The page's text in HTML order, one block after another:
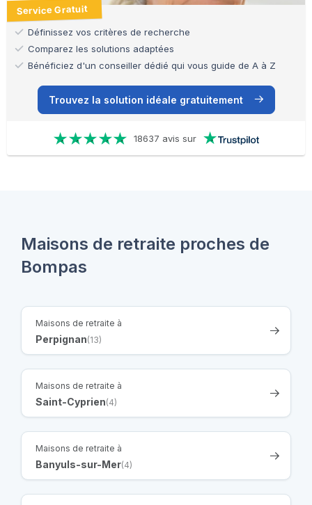
Service Gratuit
Définissez vos critères de recherche
Comparez les solutions adaptées
Bénéficiez d'un conseiller dédié qui vous guide de A à Z
Trouvez la solution idéale gratuitement
18637 avis sur
Maisons de retraite proches de
Bompas
Maisons de retraite à
Perpignan(13)
Maisons de retraite à
Saint-Cyprien(4)
Maisons de retraite à
Banyuls-sur-Mer(4)